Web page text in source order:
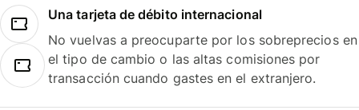
Una tarjeta de débito internacional
No vuelvas a preocuparte por los sobreprecios en
el tipo de cambio o las altas comisiones por
transacción cuando gastes en el extranjero.